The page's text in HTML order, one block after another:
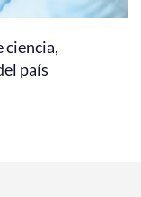
ciencia,
país